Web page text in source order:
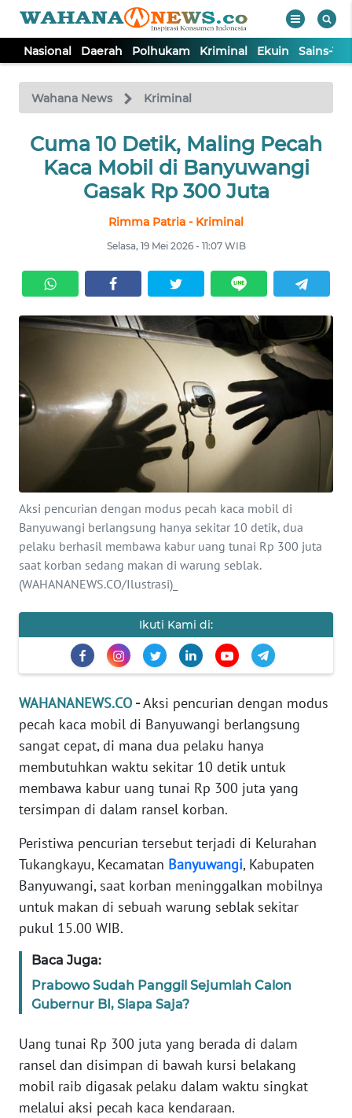
Nasional Daerah Polhukam Kriminal Ekuin Sains-
Wahana News Kriminal
Cuma 10 Detik, Maling Pecah
Kaca Mobil di Banyuwangi
Gasak Rp 300 Juta
Rimma Patria - Kriminal
Selasa, 19 Mei 2026 - 11:07 WIB
Aksi pencurian dengan modus pecah kaca mobil di
Banyuwangi berlangsung hanya sekitar 10 detik, dua
pelaku berhasil membawa kabur uang tunai Rp 300 juta
saat korban sedang makan di warung seblak.
(WAHANANEWS.CO/Ilustrasi)_
Ikuti Kami di:
WAHANANEWS.CO -Aksi pencurian dengan modus
pecah kaca mobil di Banyuwangi berlangsung
sangat cepat, di mana dua pelaku hanya
membutuhkan waktu sekitar 10 detik untuk
membawa kabur uang tunai Rp 300 juta yang
tersimpan di dalam ransel korban.
Peristiwa pencurian tersebut terjadi di Kelurahan
Tukangkayu, Kecamatan Banyuwangi, Kabupaten
Banyuwangi, saat korban meninggalkan mobilnya
untuk makan di sebuah warung seblak sekitar
pukul 15.00 WIB.
Baca Juga:
Prabowo Sudah Panggil Sejumlah Calon
Gubernur BI, Siapa Saja?
Uang tunai Rp 300 juta yang berada di dalam
ransel dan disimpan di bawah kursi belakang
mobil raib digasak pelaku dalam waktu singkat
melalui aksi pecah kaca kendaraan.
TV
Tutup
NASIONAL
KRIMINAL
EKUIN
KESEHATAN
INTERNASIONAL
SERBA-SERBI
PENDIDIKAN
OLAHRAGA
EDITORIAL
Informasi
INDEKS
BERITA
KONTAK
INFO
IKLAN
TENTANG
KAMI
PEDOMAN
MEDIA
SIBER
REDAKSI
KARIR